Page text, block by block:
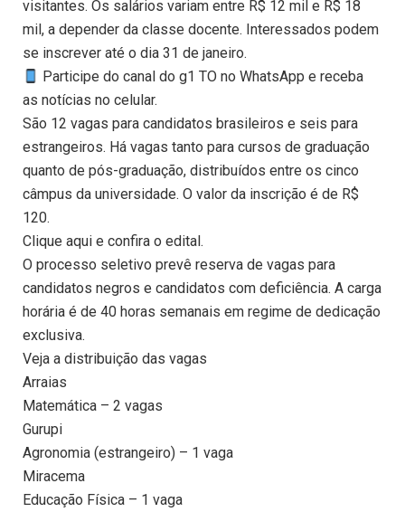
visitantes. Os salários variam entre R$ 12 mil e R$ 18
mil, a depender da classe docente. Interessados podem
se inscrever até o dia 31 de janeiro.
Participe do canal do g1 TO no WhatsApp e receba
as notícias no celular.
São 12 vagas para candidatos brasileiros e seis para
estrangeiros. Há vagas tanto para cursos de graduação
quanto de pós-graduação, distribuídos entre os cinco
câmpus da universidade. O valor da inscrição é de R$
120.
Clique aqui e confira o edital.
O processo seletivo prevê reserva de vagas para
candidatos negros e candidatos com deficiência. A carga
horária é de 40 horas semanais em regime de dedicação
exclusiva.
Veja a distribuição das vagas
Arraias
Matemática – 2 vagas
Gurupi
Agronomia (estrangeiro) – 1 vaga
Miracema
Educação Física – 1 vaga